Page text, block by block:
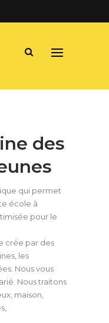
des
qui permet
école à
pour le
crée par des
les
Nous vous
Nous traitons
maison,